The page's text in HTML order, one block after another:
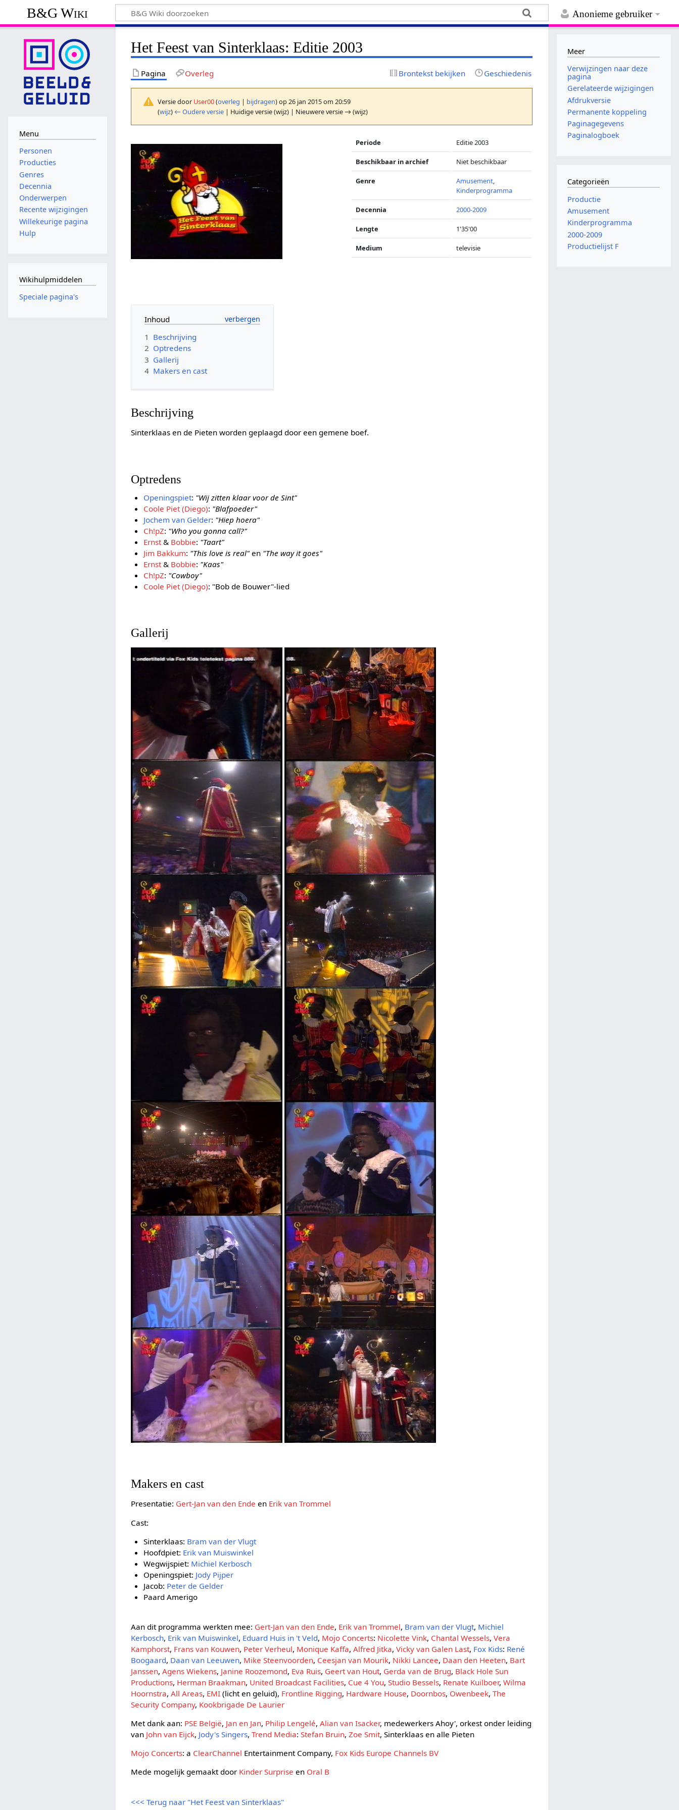
Anonieme gebruiker
B&G Wiki
Het Feest van Sinterklaas: Editie 2003
Pagina Overleg Brontekst bekijken Geschiedenis
Versie door User00(overleg | bijdragen)op 26 jan 2015 om 20:59
(wijz) ← Oudere versie | Huidige versie (wijz) | Nieuwere versie → (wijz)
Periode Editie 2003
Beschikbaar in archief Niet beschikbaar
Genre Amusement,
Kinderprogramma
Decennia 2000-2009
Lengte 1'35'00
Medium televisie
Inhoud
1 Beschrijving
2 Optredens
3 Gallerij
4 Makers en cast
Beschrijving
Sinterklaas en de Pieten worden geplaagd door een gemene boef.
Optredens
Openingspiet: "Wij zitten klaar voor de Sint"
Coole Piet (Diego): "Blafpoeder"
Jochem van Gelder: "Hiep hoera"
Ch!pZ: "Who you gonna call?"
Ernst& Bobbie: "Taart"
Jim Bakkum: "This love is real"en "The way it goes"
Ernst& Bobbie: "Kaas"
Ch!pZ: "Cowboy"
Coole Piet (Diego): "Bob de Bouwer"-lied
Gallerij
Makers en cast
Presentatie: Gert-Jan van den Ende en Erik van Trommel
Cast:
Sinterklaas: Bram van der Vlugt
Hoofdpiet: Erik van Muiswinkel
Wegwijspiet: Michiel Kerbosch
Openingspiet: Jody Pijper
Jacob: Peter de Gelder
Paard Amerigo
Aan dit programma werkten mee: Gert-Jan van den Ende, Erik van Trommel, Bram van der Vlugt, Michiel
Kerbosch, Erik van Muiswinkel, Eduard Huis in 't Veld, Mojo Concerts: Nicolette Vink, Chantal Wessels,Vera
Kamphorst, Frans van Kouwen, Peter Verheul, Monique Kaffa,Alfred Jitka,Vicky van Galen Last, Fox Kids: René
Boogaard, Daan van Leeuwen, Mike Steenvoorden, Ceesjan van Mourik, Nikki Lancee, Daan den Heeten, Bart
Janssen,Agens Wiekens, Janine Roozemond, Eva Ruis, Geert van Hout, Gerda van de Brug, Black Hole Sun
Productions, Herman Braakman, United Broadcast Facilities, Cue 4 You,Studio Bessels, Renate Kuilboer,Wilma
Hoornstra,All Areas, EMI (licht en geluid), Frontline Rigging, Hardware House, Doornbos, Owenbeek,The
Security Company, Kookbrigade De Laurier
Met dank aan: PSE België, Jan en Jan, Philip Lengelé,Alian van Isacker, medewerkers Ahoy', orkest onder leiding
van John van Eijck, Jody's Singers,Trend Media:Stefan Bruin,Zoe Smit, Sinterklaas en alle Pieten
Mojo Concerts: a ClearChannel Entertainment Company, Fox Kids Europe Channels BV
Mede mogelijk gemaakt door Kinder Surprise en Oral B
<<< Terug naar "Het Feest van Sinterklaas"
Menu
Personen
Producties
Genres
Decennia
Onderwerpen
Recente wijzigingen
Willekeurige pagina
Hulp
Wikihulpmiddelen
Speciale pagina's
Meer
Verwijzingen naar deze
pagina
Gerelateerde wijzigingen
Afdrukversie
Permanente koppeling
Paginagegevens
Paginalogboek
Categorieën
Productie
Amusement
Kinderprogramma
2000-2009
Productielijst F